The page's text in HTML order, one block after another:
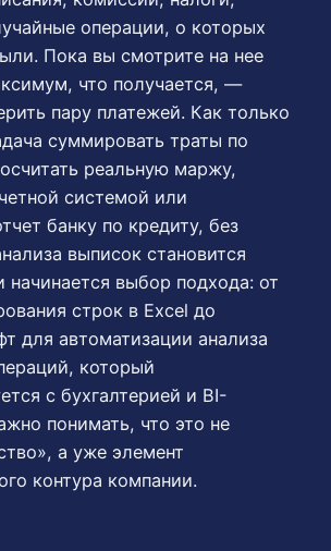
операции, о которых
Пока вы смотрите на нее
что получается, —
пару платежей. Как только
суммировать траты по
реальную маржу,
системой или
банку по кредиту, без
выписок становится
начинается выбор подхода: от
строк в Excel до
для автоматизации анализа
который
с бухгалтерией и BI-
понимать, что это не
а уже элемент
контура компании.